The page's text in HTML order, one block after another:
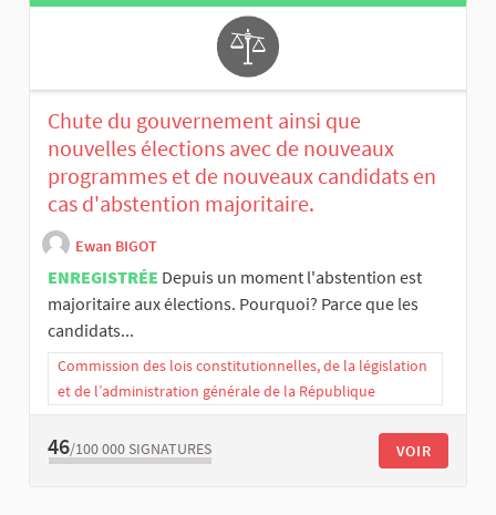
Chute du gouvernement ainsi que
nouvelles élections avec de nouveaux
programmes et de nouveaux candidats en
cas d'abstention majoritaire.
Ewan BIGOT
ENREGISTRÉE Depuis un moment l'abstention est
majoritaire aux élections. Pourquoi? Parce que les
candidats...
Commission des lois constitutionnelles, de la législation
et de l’administration générale de la République
46/100 000 SIGNATURES VOIR